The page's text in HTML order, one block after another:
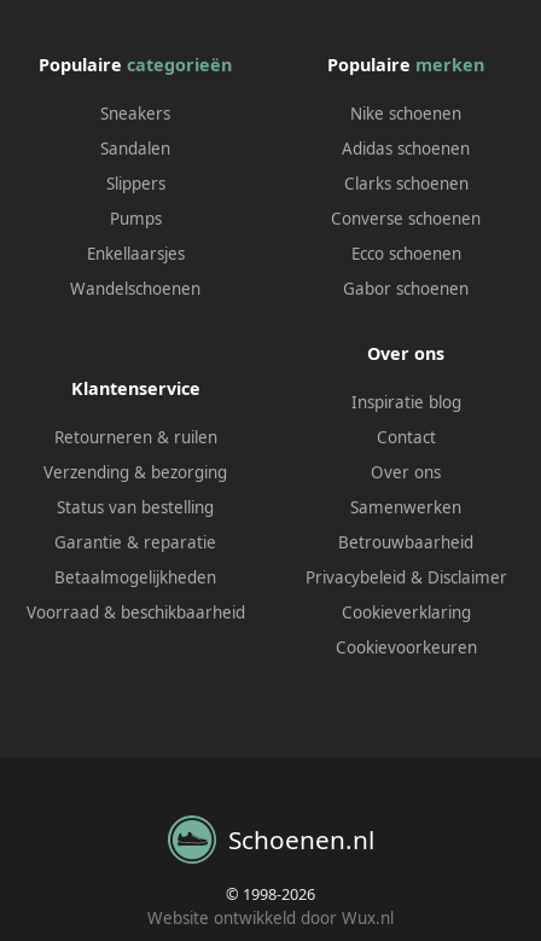
Populaire categorieën
Sneakers
Sandalen
Slippers
Pumps
Enkellaarsjes
Wandelschoenen
Populaire merken
Nike schoenen
Adidas schoenen
Clarks schoenen
Converse schoenen
Ecco schoenen
Gabor schoenen
Klantenservice
Retourneren & ruilen
Verzending & bezorging
Status van bestelling
Garantie & reparatie
Betaalmogelijkheden
Voorraad & beschikbaarheid
Over ons
Inspiratie blog
Contact
Over ons
Samenwerken
Betrouwbaarheid
Privacybeleid & Disclaimer
Cookieverklaring
Cookievoorkeuren
Schoenen.nl
© 1998-2026
Website ontwikkeld door Wux.nl